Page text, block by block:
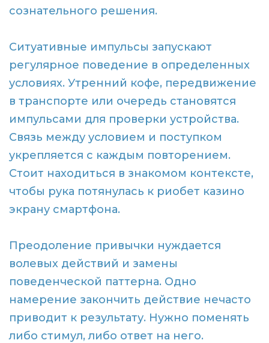
сознательного решения.
Ситуативные импульсы запускают
регулярное поведение в определенных
условиях. Утренний кофе, передвижение
в транспорте или очередь становятся
импульсами для проверки устройства.
Связь между условием и поступком
укрепляется с каждым повторением.
Стоит находиться в знакомом контексте,
чтобы рука потянулась к риобет казино
экрану смартфона.
Преодоление привычки нуждается
волевых действий и замены
поведенческой паттерна. Одно
намерение закончить действие нечасто
приводит к результату. Нужно поменять
либо стимул, либо ответ на него.